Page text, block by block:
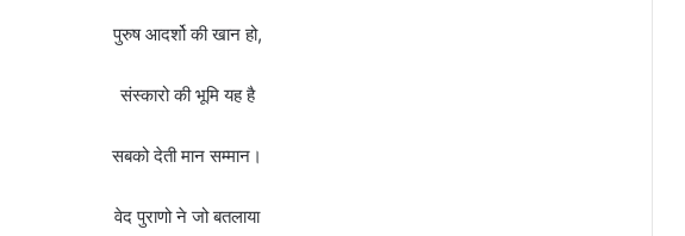
पुरुष आदर्शो की खान हो,
संस्कारो की भूमि यह है
सबको देती मान सम्मान।
वेद पुराणो ने जो बतलाया